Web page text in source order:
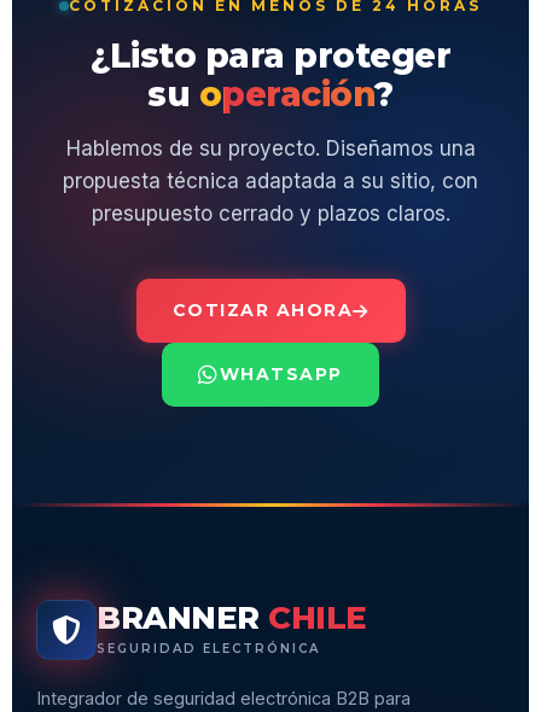
COTIZACIÓN EN MENOS DE 24 HORAS
¿Listo para proteger
su operación?
Hablemos de su proyecto. Diseñamos una
propuesta técnica adaptada a su sitio, con
presupuesto cerrado y plazos claros.
COTIZAR AHORA
WHATSAPP
BRANNER CHILE
SEGURIDAD ELECTRÓNICA
Integrador de seguridad electrónica B2B para